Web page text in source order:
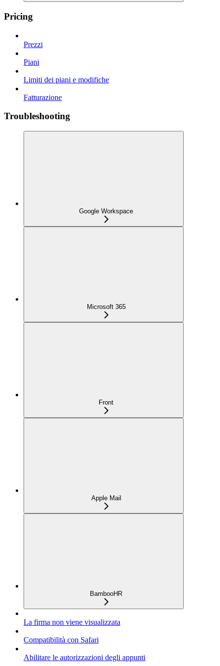
Pricing
Prezzi
Piani
Limiti dei piani e modifiche
Fatturazione
Troubleshooting
Google Workspace
Microsoft 365
Front
Apple Mail
BambooHR
La firma non viene visualizzata
Compatibilità con Safari
Abilitare le autorizzazioni degli appunti